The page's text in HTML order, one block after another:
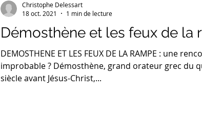
Démosthène et les feux de la
DEMOSTHENE ET LES FEUX DE LA RAMPE : une
improbable ? Démosthène, grand orateur grec du
siècle avant Jésus-Christ,...
Christophe Delessart
18 oct. 2021
1 min de lecture